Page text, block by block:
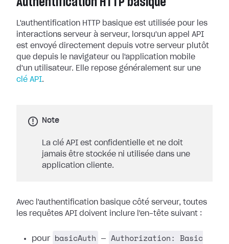
L'authentification HTTP basique est utilisée pour les
interactions serveur à serveur, lorsqu'un appel API
est envoyé directement depuis votre serveur plutôt
que depuis le navigateur ou l'application mobile
d'un utilisateur. Elle repose généralement sur une
clé API.
Note
La clé API est confidentielle et ne doit
jamais être stockée ni utilisée dans une
application cliente.
Avec l'authentification basique côté serveur, toutes
les requêtes API doivent inclure l'en-tête suivant :
pour basicAuth —
Authorization: Basic